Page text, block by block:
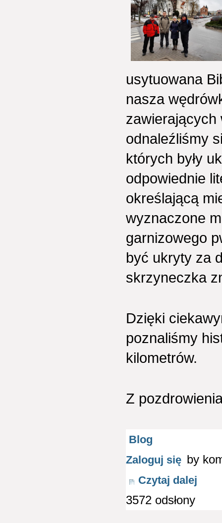
usytuowana
nasza
zawierających
odnaleźliśmy
których były
odpowiednie
określającą
wyznaczone
garnizowego
być ukryty za
skrzyneczka
Dzięki
poznaliśmy
kilometrów.
Z
Blog
Zaloguj się by
Czytaj dalej
3572 odsłony